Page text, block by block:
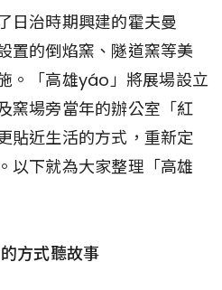
日治時期興建的霍夫曼
置的倒焰窯、隧道窯等美
。「高雄yáo」將展場設立
窯場旁當年的辦公室「紅
貼近生活的方式，重新定
以下就為大家整理「高雄
方式聽故事